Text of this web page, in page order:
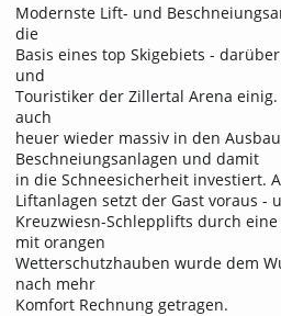
Modernste Lift- und
die
Basis eines top Skigebiets -
und
Touristiker der Zillertal Arena
auch
heuer wieder massiv in den
Beschneiungsanlagen und damit
in die Schneesicherheit investiert.
Liftanlagen setzt der Gast voraus -
Kreuzwiesn-Schlepplifts durch
mit orangen
Wetterschutzhauben wurde dem
nach mehr
Komfort Rechnung getragen.